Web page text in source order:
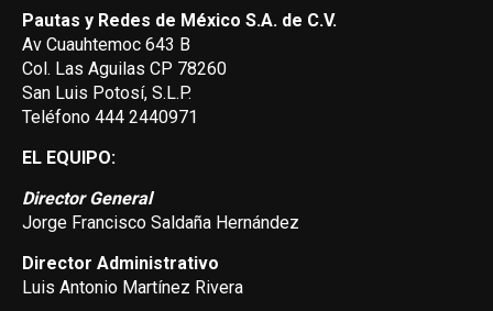
Pautas y Redes de México S.A. de C.V.
Av Cuauhtemoc 643 B
Col. Las Aguilas CP 78260
San Luis Potosí, S.L.P.
Teléfono 444 2440971
EL EQUIPO:
Director General
Jorge Francisco Saldaña Hernández
Director Administrativo
Luis Antonio Martínez Rivera